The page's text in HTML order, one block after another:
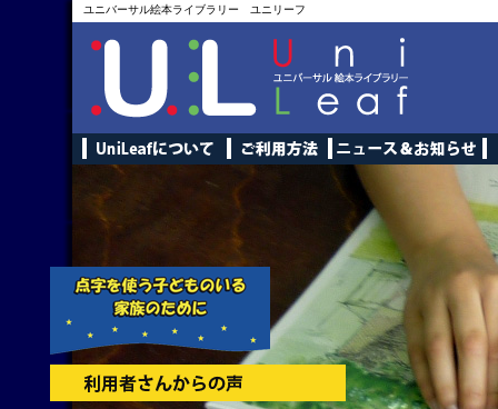
ユニバーサル絵本ライブラリー ユニリーフ